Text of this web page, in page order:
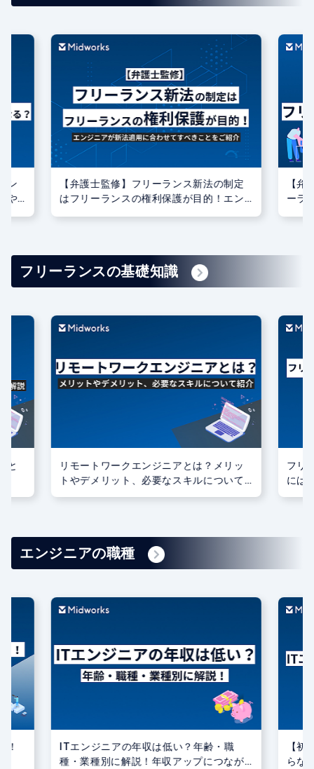
ン
や
【弁護士監修】フリーランス新法の制定
はフリーランスの権利保護が目的！エン
【弁
ーラ
フリーランスの基礎知識
と
リモートワークエンジニアとは？メリッ
トやデメリット、必要なスキルについて
紹介
フリ
には
エンジニアの職種
！
ITエンジニアの年収は低い？年齢・職
種・業種別に解説！年収アップにつなが
【初
らな